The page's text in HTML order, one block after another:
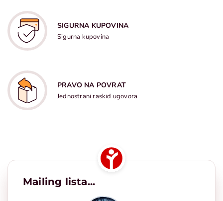
SIGURNA KUPOVINA
Sigurna kupovina
PRAVO NA POVRAT
Jednostrani raskid ugovora
Mailing lista...